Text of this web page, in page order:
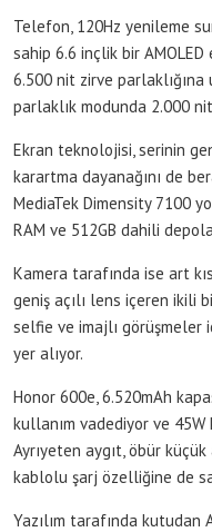
Telefon, 120Hz yenileme
sahip 6.6 inçlik bir
6.500 nit zirve
parlaklık modunda 2.000
Ekran teknolojisi, serinin
karartma dayanağını de
MediaTek Dimensity 7100
RAM ve 512GB dahili
Kamera tarafında ise art
geniş açılı lens içeren ikili
selfie ve imajlı görüşmeler
yer alıyor.
Honor 600e, 6.520mAh
kullanım vadediyor ve
Ayrıyeten aygıt, öbür
kablolu şarj özelliğine de
Yazılım tarafında kutudan